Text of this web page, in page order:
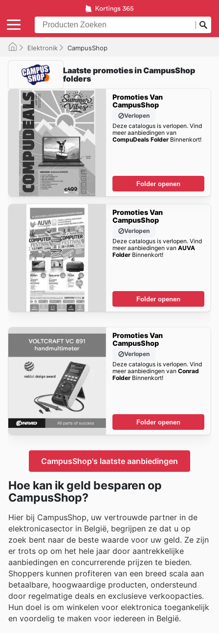
Elektronik CampusShop
Laatste promoties in CampusShop
folders
Promoties Van
CampusShop
Verlopen
Deze catalogus is verlopen. Vind
meer aanbiedingen van
CompuDeals FolderBinnenkort!
Folder openen
Promoties Van
CampusShop
Verlopen
Deze catalogus is verlopen. Vind
meer aanbiedingen van AUVA
FolderBinnenkort!
Folder openen
Promoties Van
CampusShop
Verlopen
Deze catalogus is verlopen. Vind
meer aanbiedingen van Conrad
FolderBinnenkort!
Folder openen
CampusShop's laatste aanbiedingen
Hoe kan ik geld besparen op
CampusShop?
Hier bij CampusShop, uw vertrouwde partner in de
elektronicasector in België, begrijpen ze dat u op
zoek bent naar de beste waarde voor uw geld. Ze zijn
er trots op om het hele jaar door aantrekkelijke
aanbiedingen en concurrerende prijzen te bieden.
Shoppers kunnen profiteren van een breed scala aan
betaalbare, hoogwaardige producten, ondersteund
door regelmatige deals en exclusieve verkoopacties.
Hun doel is om winkelen voor elektronica toegankelijk
en voordelig te maken voor iedereen in België.